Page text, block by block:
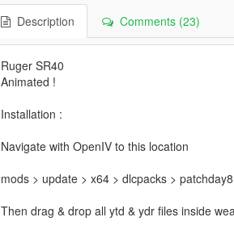
Description Comments (23)
Ruger SR40
Animated !
Installation :
Navigate with OpenIV to this location
mods > update > x64 > dlcpacks >
Then drag & drop all ytd & ydr files inside